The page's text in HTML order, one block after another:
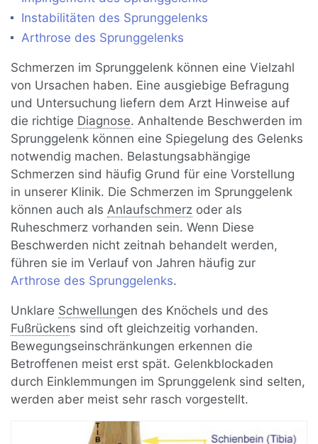
Instabilitäten des Sprunggelenks
Arthrose des Sprunggelenks
Schmerzen im Sprunggelenk können eine Vielzahl
von Ursachen haben. Eine ausgiebige Befragung
und Untersuchung liefern dem Arzt Hinweise auf
die richtige Diagnose. Anhaltende Beschwerden im
Sprunggelenk können eine Spiegelung des Gelenks
notwendig machen. Belastungsabhängige
Schmerzen sind häufig Grund für eine Vorstellung
in unserer Klinik. Die Schmerzen im Sprunggelenk
können auch alsAnlaufschmerz oder als
Ruheschmerz vorhanden sein. Wenn Diese
Beschwerden nicht zeitnah behandelt werden,
führen sie im Verlauf von Jahren häufig zur
Arthrose des Sprunggelenks.
Unklare Schwellungen des Knöchels und des
Fußrückens sind oft gleichzeitig vorhanden.
Bewegungseinschränkungen erkennen die
Betroffenen meist erst spät. Gelenkblockaden
durch Einklemmungen im Sprunggelenk sind selten,
werden aber meist sehr rasch vorgestellt.